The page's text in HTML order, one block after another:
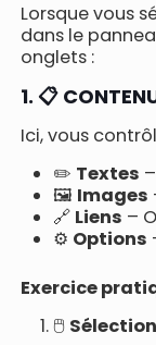
Lorsque vous
dans le
onglets :
1. 📋
Ici, vous
✏️ Textes
🖼️ Images
🔗 Liens –
⚙️ Options
Exercice
🖱️